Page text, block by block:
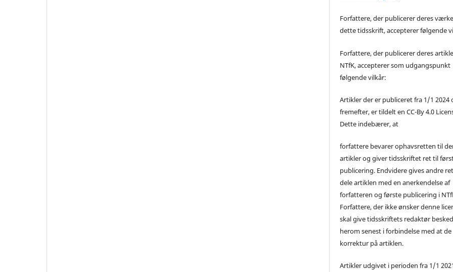
Forfattere, der publicerer deres
dette tidsskrift, accepterer følgende
Forfattere, der publicerer deres
NTfK, accepterer som udgangspunkt
følgende vilkår:
Artikler der er publiceret fra 1/1 2024
fremefter, er tildelt en CC-By 4.0
Dette indebærer, at
forfattere bevarer ophavsretten til
artikler og giver tidsskriftet ret til
publicering. Endvidere gives andre
dele artiklen med en anerkendelse af
forfatteren og første publicering i
Forfattere, der ikke ønsker denne
skal give tidsskriftets redaktør besked
herom senest i forbindelse med at
korrektur på artiklen.
Artikler udgivet i perioden fra 1/1